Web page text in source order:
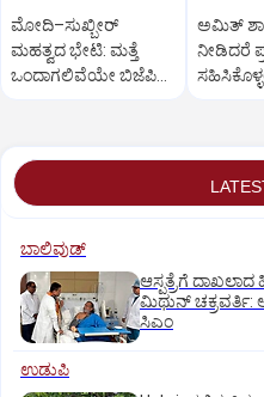
ಮೋದಿ–ಸುಖ್ಬೀರ್
ಮಹತ್ವದ ಭೇಟಿ: ಮತ್ತೆ
ಒಂದಾಗಲಿವೆಯೇ ಬಿಜೆಪಿ–
ಅಮಿತ್ ಶಾ
ನೀಡಿದರೆ
ಬಾಲಿವುಡ್‌
ಆಸ್ಪತ್ರೆಗೆ
ಮಿಥುನ್ ಚಕ್ರವರ್ತಿ:
ಸಿಎಂ
ಉಡುಪಿ